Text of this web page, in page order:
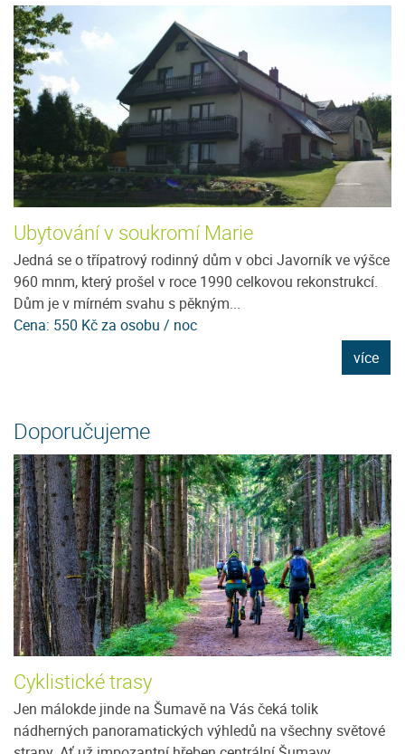
Ubytování v soukromí Marie
Jedná se o třípatrový rodinný dům v obci Javorník ve výšce
960 mnm, který prošel v roce 1990 celkovou rekonstrukcí.
Dům je v mírném svahu s pěkným...
Cena: 550 Kč za osobu / noc
více
Doporučujeme
Cyklistické trasy
Jen málokde jinde na Šumavě na Vás čeká tolik
nádherných panoramatických výhledů na všechny světové